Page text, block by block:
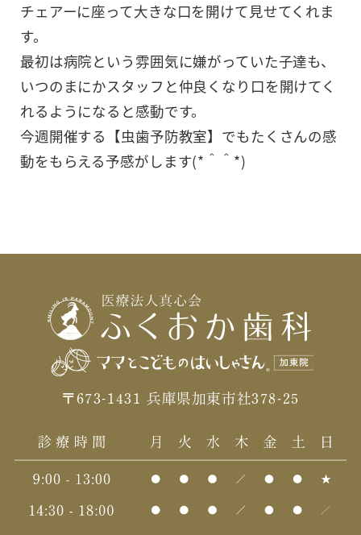
チェアーに座って大きな口を開けて見せてくれま
す。
最初は病院という雰囲気に嫌がっていた子達も、
いつのまにかスタッフと仲良くなり口を開けてく
れるようになると感動です。
今週開催する【虫歯予防教室】でもたくさんの感
動をもらえる予感がします(*＾＾*)
〒673-1431 兵庫県加東市社378-25